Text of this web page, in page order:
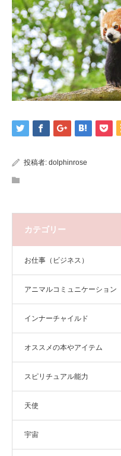
投稿者: dolphinrose
カテゴリー
お仕事（ビジネス）
アニマルコミュニケーション
インナーチャイルド
オススメの本やアイテム
スピリチュアル能力
天使
宇宙